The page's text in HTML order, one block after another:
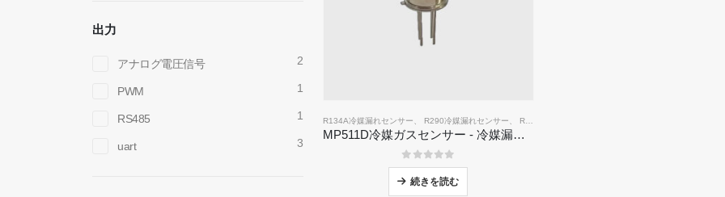
R134A冷媒漏れセンサー R290冷媒漏れセンサー R454B冷媒漏れセンサー
MP511D冷媒ガスセンサー - 冷媒漏れのための半導体ベースのセンサー
05つのうち
続きを読む
出力
アナログ電圧信号 2
PWM 1
RS485 1
uart 3